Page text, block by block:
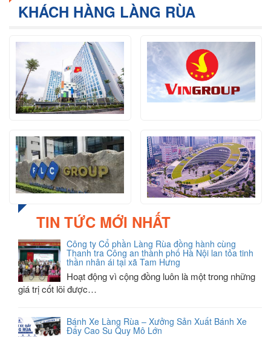
KHÁCH HÀNG LÀNG RÙA
TIN TỨC MỚI NHẤT
Công ty Cổ phần Làng Rùa đồng hành cùng
Thanh tra Công an thành phố Hà Nội lan tỏa tinh
thần nhân ái tại xã Tam Hưng
Hoạt động vì cộng đồng luôn là một trong những
giá trị cốt lõi được…
Bánh Xe Làng Rùa – Xưởng Sản Xuất Bánh Xe
Đẩy Cao Su Quy Mô Lớn